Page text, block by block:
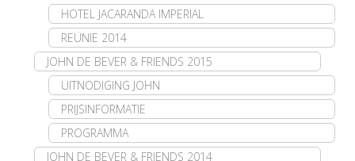
HOTEL JACARANDA IMPERIAL
REÜNIE 2014
JOHN DE BEVER & FRIENDS 2015
UITNODIGING JOHN
PRIJSINFORMATIE
PROGRAMMA
JOHN DE BEVER & FRIENDS 2014